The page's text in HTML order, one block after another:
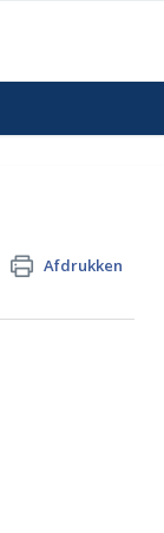
Afdrukken